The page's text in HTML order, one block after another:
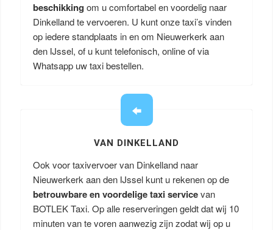
beschikking om u comfortabel en voordelig naar
Dinkelland te vervoeren. U kunt onze taxi’s vinden
op iedere standplaats in en om Nieuwerkerk aan
den IJssel, of u kunt telefonisch, online of via
Whatsapp uw taxi bestellen.
VAN DINKELLAND
Ook voor taxivervoer van Dinkelland naar
Nieuwerkerk aan den IJssel kunt u rekenen op de
betrouwbare en voordelige taxi servicevan
BOTLEK Taxi. Op alle reserveringen geldt dat wij 10
minuten van te voren aanwezig zijn zodat wij op u